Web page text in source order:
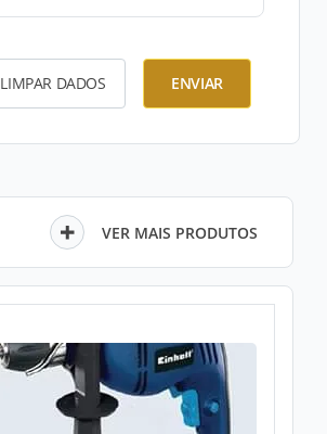
LIMPAR DADOS ENVIAR
VER MAIS PRODUTOS